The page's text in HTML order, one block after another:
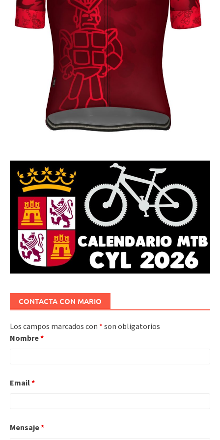
CONTACTA CON MARIO
Los campos marcados con * son obligatorios
Nombre*
Email*
Mensaje*